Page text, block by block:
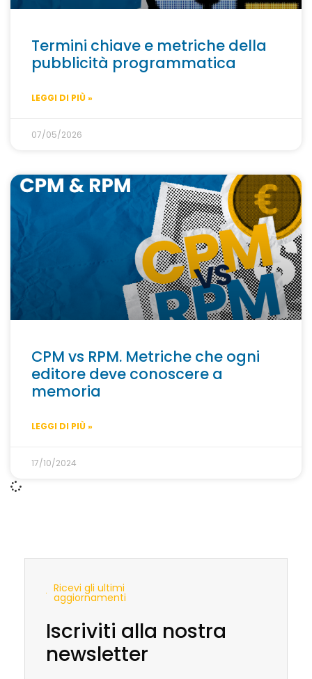
Termini chiave e metriche della
pubblicità programmatica
LEGGI DI PIÙ »
07/05/2026
CPM vs RPM. Metriche che ogni
editore deve conoscere a
memoria
LEGGI DI PIÙ »
17/10/2024
Ricevi gli ultimi
aggiornamenti
Iscriviti alla nostra
newsletter